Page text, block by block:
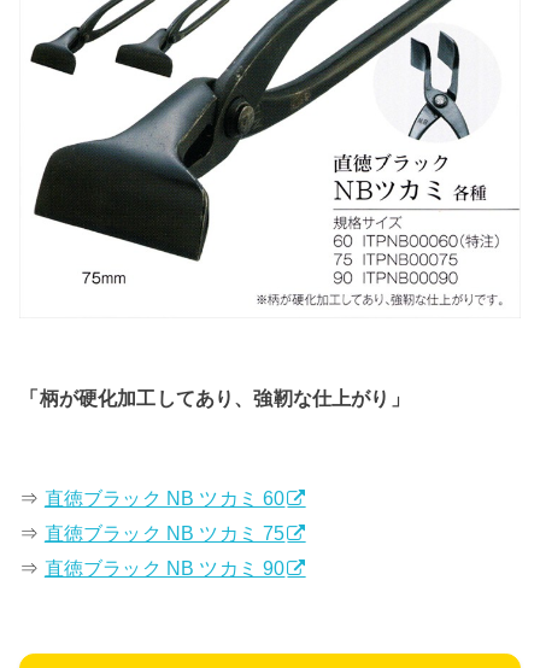
「柄が硬化加工してあり、強靭な仕上がり」
⇒ 直徳ブラック NB ツカミ 60
⇒ 直徳ブラック NB ツカミ 75
⇒ 直徳ブラック NB ツカミ 90